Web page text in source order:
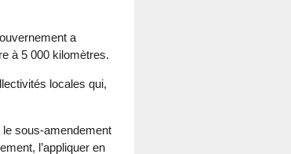
a
à 5 000 kilomètres.
locales qui,
sous-amendement
l’appliquer en